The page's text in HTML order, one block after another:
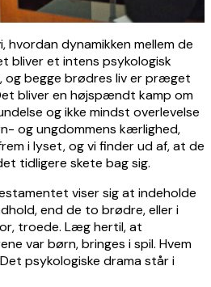
hvordan dynamikken mellem de
bliver et intens psykologisk
og begge brødres liv er præget
bliver en højspændt kamp om
og ikke mindst overlevelse
og ungdommens kærlighed,
i lyset, og vi finder ud af, at de
tidligere skete bag sig.
viser sig at indeholde
end de to brødre, eller i
troede. Læg hertil, at
var børn, bringes i spil. Hvem
psykologiske drama står i